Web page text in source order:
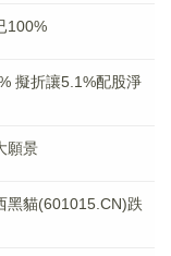
100%
擬折讓5.1%配股淨
願景
黑貓(601015.CN)跌